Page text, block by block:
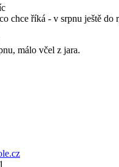
chce říká - v srpnu ještě do
málo včel z jara.